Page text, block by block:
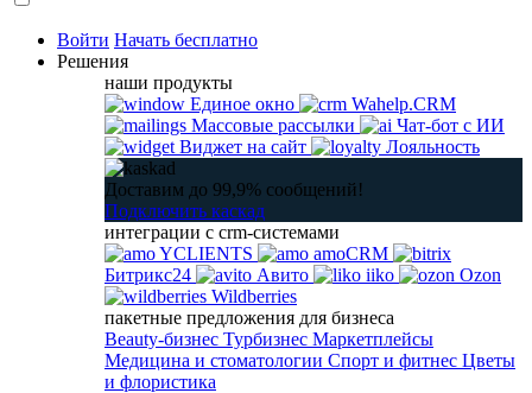
Войти Начать бесплатно
Решения
наши продукты
Единое окно
Wahelp.CRM
Массовые рассылки
Чат-бот с ИИ
Виджет на сайт
Лояльность
Доставим до 99,9% сообщений!
Подключить каскад
интеграции с crm-системами
YCLIENTS
amoCRM
Битрикс24
Авито iiko
Ozon
Wildberries
пакетные предложения для бизнеса
Beauty-бизнес Турбизнес Маркетплейсы
Медицина и стоматологии Спорт и фитнес Цветы
и флористика